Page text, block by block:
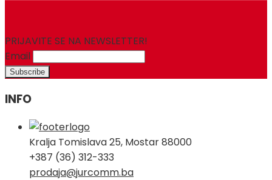
PRIJAVITE SE NA NEWSLETTER!
Email
INFO
Kralja Tomislava 25, Mostar 88000
+387 (36) 312-333
prodaja@jurcomm.ba